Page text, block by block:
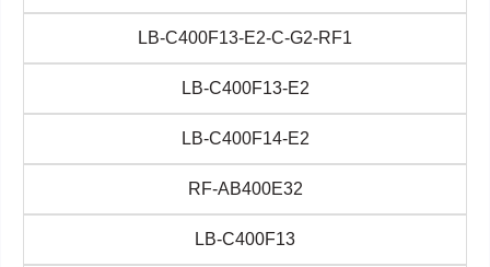
LB-C400F13-E2-C-G2-RF1
LB-C400F13-E2
LB-C400F14-E2
RF-AB400E32
LB-C400F13